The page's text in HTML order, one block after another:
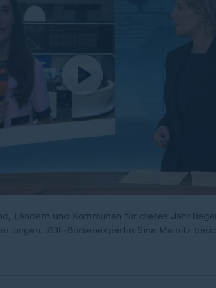
Ländern und Kommunen für dieses Jahr
ZDF-Börsenexpertin Sina Mainitz